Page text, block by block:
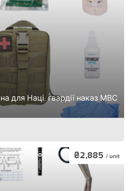
для Наці. гвардії наказ МВС
₴2,885 / unit